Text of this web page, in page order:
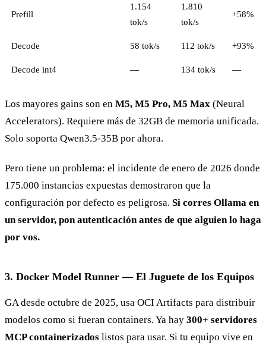
Prefill
1.154
tok/s
1.810
tok/s
+58%
Decode 58 tok/s 112 tok/s +93%
Decode int4 — 134 tok/s —
Los mayores gains son en M5, M5 Pro, M5 Max (Neural
Accelerators). Requiere más de 32GB de memoria unificada.
Solo soporta Qwen3.5-35B por ahora.
Pero tiene un problema: el incidente de enero de 2026 donde
175.000 instancias expuestas demostraron que la
configuración por defecto es peligrosa. Si corres Ollama en
un servidor, pon autenticación antes de que alguien lo haga
por vos.
3. Docker Model Runner — El Juguete de los Equipos
GA desde octubre de 2025, usa OCI Artifacts para distribuir
modelos como si fueran containers. Ya hay 300+ servidores
MCP containerizados listos para usar. Si tu equipo vive en